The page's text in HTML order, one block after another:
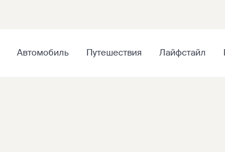
Автомобиль Путешествия Лайфстайл